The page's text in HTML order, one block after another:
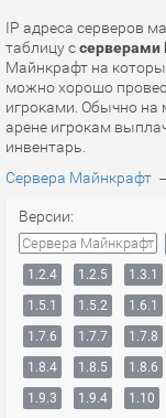
IP адреса серверов
таблицу ссерверами
Майнкрафт на
можно хорошо
игроками. Обычно на
арене игрокам
инвентарь.
Сервера Майнкрафт
Версии:
Сервера Майнкрафт
1.2.4
1.2.5 1.3.1
1.5.1
1.5.2 1.6.1
1.7.6
1.7.7 1.7.8
1.8.4
1.8.5 1.8.6
1.9.3
1.9.4 1.10